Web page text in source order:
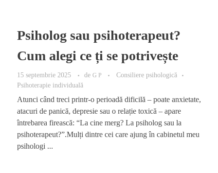
Psiholog sau psihoterapeut?
Cum alegi ce ți se potrivește
15 septembrie 2025 de G P
Consiliere psihologică
Psihoterapie individuală
Atunci când treci printr-o perioadă dificilă – poate anxietate,
atacuri de panică, depresie sau o relație toxică – apare
întrebarea firească: “La cine merg? La psiholog sau la
psihoterapeut?”.Mulți dintre cei care ajung în cabinetul meu
psihologi ...